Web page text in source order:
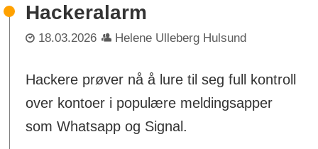
Hackeralarm
18.03.2026 Helene Ulleberg Hulsund
Hackere prøver nå å lure til seg full kontroll
over kontoer i populære meldingsapper
som Whatsapp og Signal.